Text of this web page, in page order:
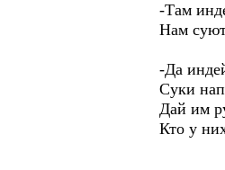
-Там
Нам
-Да
Суки
Дай им
Кто у